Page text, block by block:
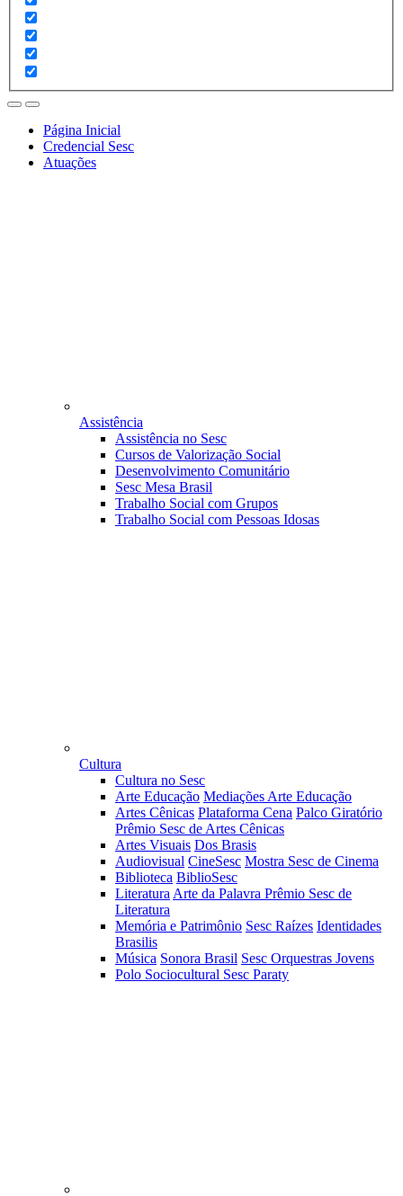
Página Inicial
Credencial Sesc
Atuações
Assistência
Assistência no Sesc
Cursos de Valorização Social
Desenvolvimento Comunitário
Sesc Mesa Brasil
Trabalho Social com Grupos
Trabalho Social com Pessoas Idosas
Cultura
Cultura no Sesc
Arte Educação Mediações Arte Educação
Artes Cênicas Plataforma Cena Palco Giratório
Prêmio Sesc de Artes Cênicas
Artes Visuais Dos Brasis
Audiovisual CineSesc Mostra Sesc de Cinema
Biblioteca BiblioSesc
Literatura Arte da Palavra Prêmio Sesc de
Literatura
Memória e Patrimônio Sesc Raízes Identidades
Brasilis
Música Sonora Brasil Sesc Orquestras Jovens
Polo Sociocultural Sesc Paraty